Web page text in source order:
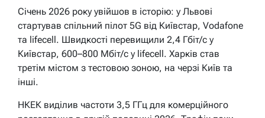
Січень 2026 року увійшов в історію: у Львові
стартував спільний пілот 5G від Київстар, Vodafone
та lifecell. Швидкості перевищили 2,4 Гбіт/с у
Київстар, 600–800 Мбіт/с у lifecell. Харків став
третім містом з тестовою зоною, на черзі Київ та
інші.
НКЕК виділив частоти 3,5 ГГц для комерційного